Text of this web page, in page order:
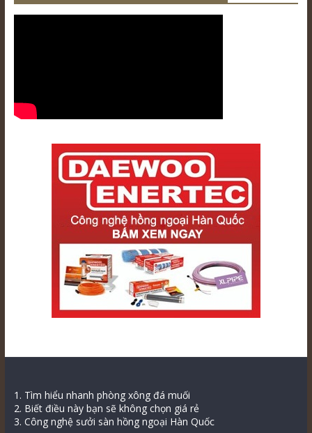
1. Tìm hiểu nhanh phòng xông đá muối
2. Biết điều này bạn sẽ không chọn giá rẻ
3. Công nghệ sưởi sàn hồng ngoại Hàn Quốc